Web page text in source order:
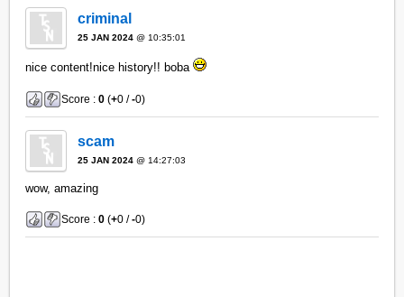
criminal
25 JAN 2024 @ 10:35:01
nice content!nice history!! boba
Score :0 (+0 /-0)
scam
25 JAN 2024 @ 14:27:03
wow, amazing
Score :0 (+0 /-0)